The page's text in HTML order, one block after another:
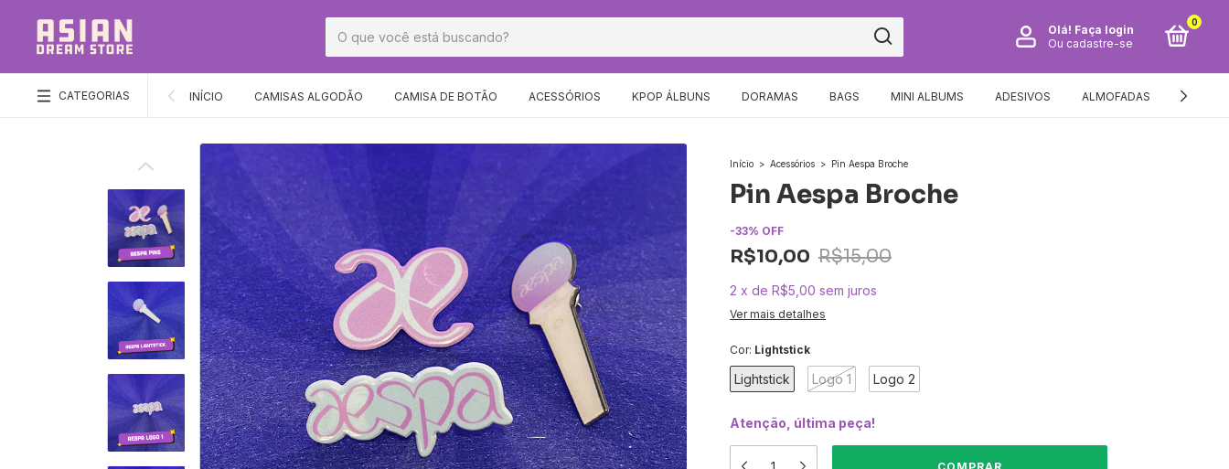
Olá! Faça login
Ou cadastre-se
0
CATEGORIAS INÍCIO CAMISAS ALGODÃO CAMISA DE BOTÃO ACESSÓRIOS KPOP ÁLBUNS DORAMAS BAGS MINI ALBUMS ADESIVOS ALMOFADAS GUIA DE
Início > Acessórios > Pin Aespa Broche
Pin Aespa Broche
-33% OFF
R$10,00 R$15,00
2 x de R$5,00 sem juros
Ver mais detalhes
Cor: Lightstick
Lightstick Logo 1 Logo 2
Atenção, última peça!